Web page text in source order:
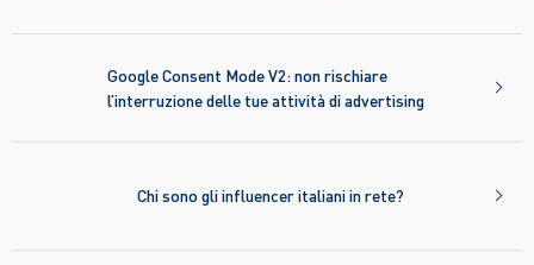
Google Consent Mode V2: non rischiare
l’interruzione delle tue attività di advertising
Chi sono gli influencer italiani in rete?